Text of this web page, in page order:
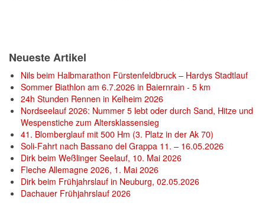
Neueste Artikel
Nils beim Halbmarathon Fürstenfeldbruck – Hardys Stadtlauf
Sommer Biathlon am 6.7.2026 in Baiernrain - 5 km
24h Stunden Rennen in Kelheim 2026
Nordseelauf 2026: Nummer 5 lebt oder durch Sand, Hitze und
Wespenstiche zum Altersklassensieg
41. Blomberglauf mit 500 Hm (3. Platz in der Ak 70)
Soli-Fahrt nach Bassano del Grappa 11. – 16.05.2026
Dirk beim Weßlinger Seelauf, 10. Mai 2026
Fleche Allemagne 2026, 1. Mai 2026
Dirk beim Frühjahrslauf in Neuburg, 02.05.2026
Dachauer Frühjahrslauf 2026